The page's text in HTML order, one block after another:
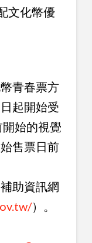
文化幣優
青春票方
起開始受
始的視覺
售票日前
助資訊網
）。